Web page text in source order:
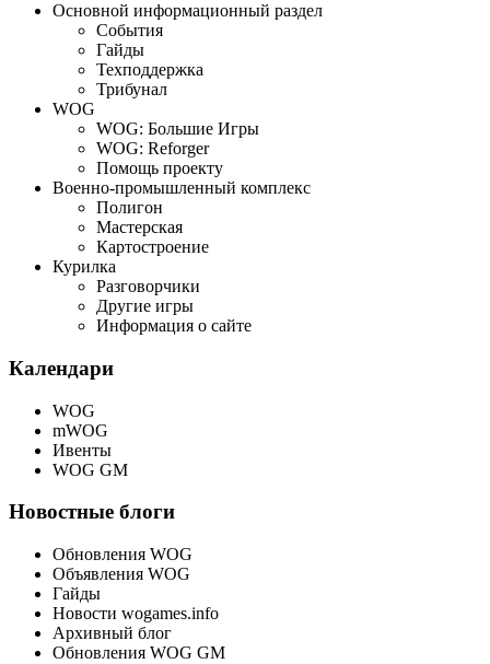
Основной информационный раздел
События
Гайды
Техподдержка
Трибунал
WOG
WOG: Большие Игры
WOG: Reforger
Помощь проекту
Военно-промышленный комплекс
Полигон
Мастерская
Картостроение
Курилка
Разговорчики
Другие игры
Информация о сайте
Календари
WOG
mWOG
Ивенты
WOG GM
Новостные блоги
Обновления WOG
Объявления WOG
Гайды
Новости wogames.info
Архивный блог
Обновления WOG GM